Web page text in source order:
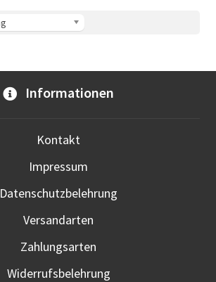
Informationen
Kontakt
Impressum
Datenschutzbelehrung
Versandarten
Zahlungsarten
Widerrufsbelehrung